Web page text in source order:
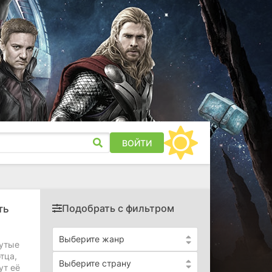
ВОЙТИ
её
Подобрать с фильтром
Выберите жанр
Выберите страну